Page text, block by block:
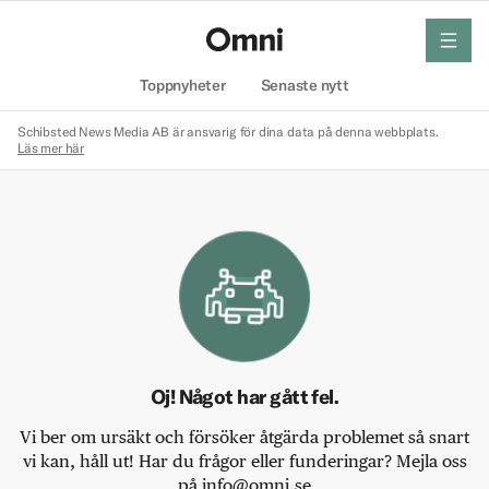
Toppnyheter Senaste nytt
meny
Schibsted News Media AB är ansvarig för dina data på denna webbplats.
Läs mer här
Oj! Något har gått fel.
Vi ber om ursäkt och försöker åtgärda problemet så snart
vi kan, håll ut! Har du frågor eller funderingar? Mejla oss